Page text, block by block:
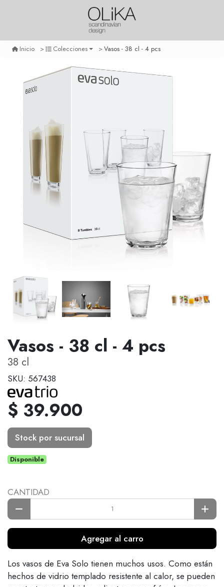
Inicio Colecciones Vasos - 38 cl - 4 pcs
Vasos - 38 cl - 4 pcs
38 cl
SKU: 567438
$ 39.900
Stock por sucursal
Disponible
CANTIDAD
Agregar al carro
Los vasos de Eva Solo tienen muchos usos. Como están
hechos de vidrio templado resistente al calor, se pueden